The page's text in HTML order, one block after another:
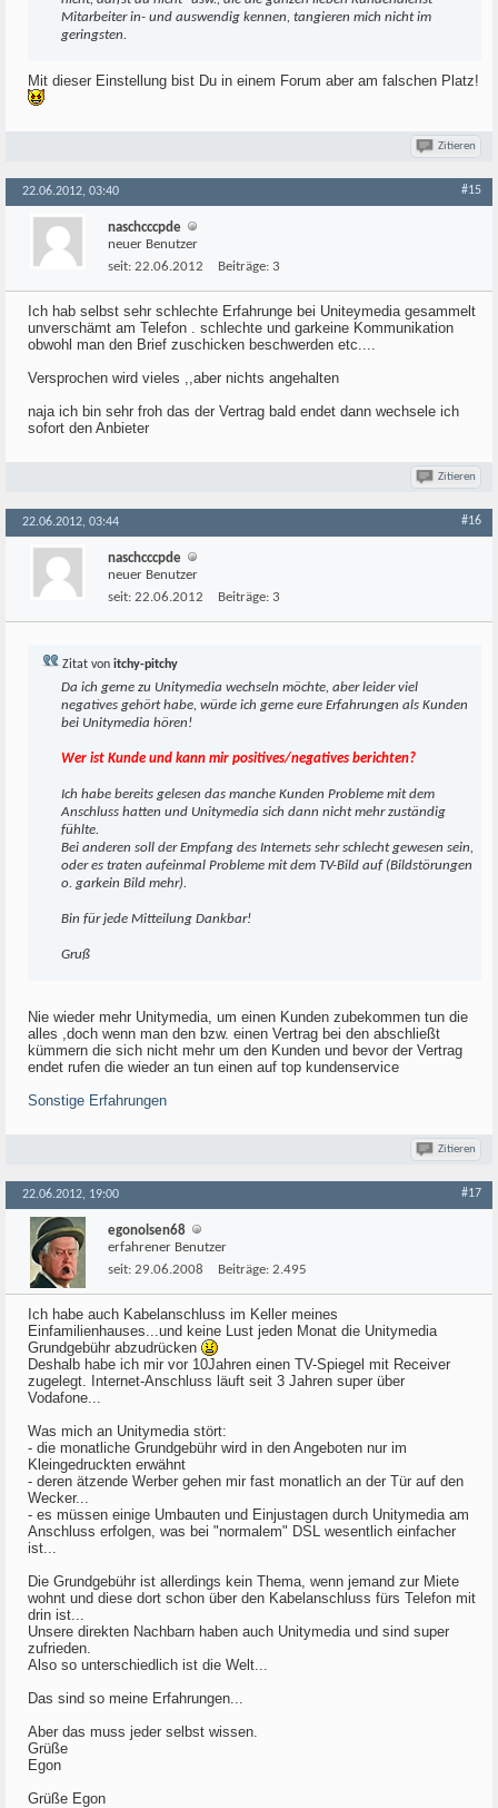
Mitarbeiter in- und auswendig kennen, tangieren mich nicht im
geringsten.
Mit dieser Einstellung bist Du in einem Forum aber am falschen Platz!
Zitieren
22.06.2012, 03:40 #15
naschcccpde
neuer Benutzer
seit: 22.06.2012 Beiträge: 3
Ich hab selbst sehr schlechte Erfahrunge bei Uniteymedia gesammelt
unverschämt am Telefon . schlechte und garkeine Kommunikation
obwohl man den Brief zuschicken beschwerden etc....
Versprochen wird vieles ,,aber nichts angehalten
naja ich bin sehr froh das der Vertrag bald endet dann wechsele ich
sofort den Anbieter
Zitieren
22.06.2012, 03:44 #16
naschcccpde
neuer Benutzer
seit: 22.06.2012 Beiträge: 3
Zitat von itchy-pitchy
Da ich gerne zu Unitymedia wechseln möchte, aber leider viel
negatives gehört habe, würde ich gerne eure Erfahrungen als Kunden
bei Unitymedia hören!
Wer ist Kunde und kann mir positives/negatives berichten?
Ich habe bereits gelesen das manche Kunden Probleme mit dem
Anschluss hatten und Unitymedia sich dann nicht mehr zuständig
fühlte.
Bei anderen soll der Empfang des Internets sehr schlecht gewesen sein,
oder es traten aufeinmal Probleme mit dem TV-Bild auf (Bildstörungen
o. garkein Bild mehr).
Bin für jede Mitteilung Dankbar!
Gruß
Nie wieder mehr Unitymedia, um einen Kunden zubekommen tun die
alles ,doch wenn man den bzw. einen Vertrag bei den abschließt
kümmern die sich nicht mehr um den Kunden und bevor der Vertrag
endet rufen die wieder an tun einen auf top kundenservice
Sonstige Erfahrungen
Zitieren
22.06.2012, 19:00 #17
egonolsen68
erfahrener Benutzer
seit: 29.06.2008 Beiträge: 2.495
Ich habe auch Kabelanschluss im Keller meines
Einfamilienhauses...und keine Lust jeden Monat die Unitymedia
Grundgebühr abzudrücken
Deshalb habe ich mir vor 10Jahren einen TV-Spiegel mit Receiver
zugelegt. Internet-Anschluss läuft seit 3 Jahren super über
Vodafone...
Was mich an Unitymedia stört:
- die monatliche Grundgebühr wird in den Angeboten nur im
Kleingedruckten erwähnt
- deren ätzende Werber gehen mir fast monatlich an der Tür auf den
Wecker...
- es müssen einige Umbauten und Einjustagen durch Unitymedia am
Anschluss erfolgen, was bei "normalem" DSL wesentlich einfacher
ist...
Die Grundgebühr ist allerdings kein Thema, wenn jemand zur Miete
wohnt und diese dort schon über den Kabelanschluss fürs Telefon mit
drin ist...
Unsere direkten Nachbarn haben auch Unitymedia und sind super
zufrieden.
Also so unterschiedlich ist die Welt...
Das sind so meine Erfahrungen...
Aber das muss jeder selbst wissen.
Grüße
Egon
Grüße Egon